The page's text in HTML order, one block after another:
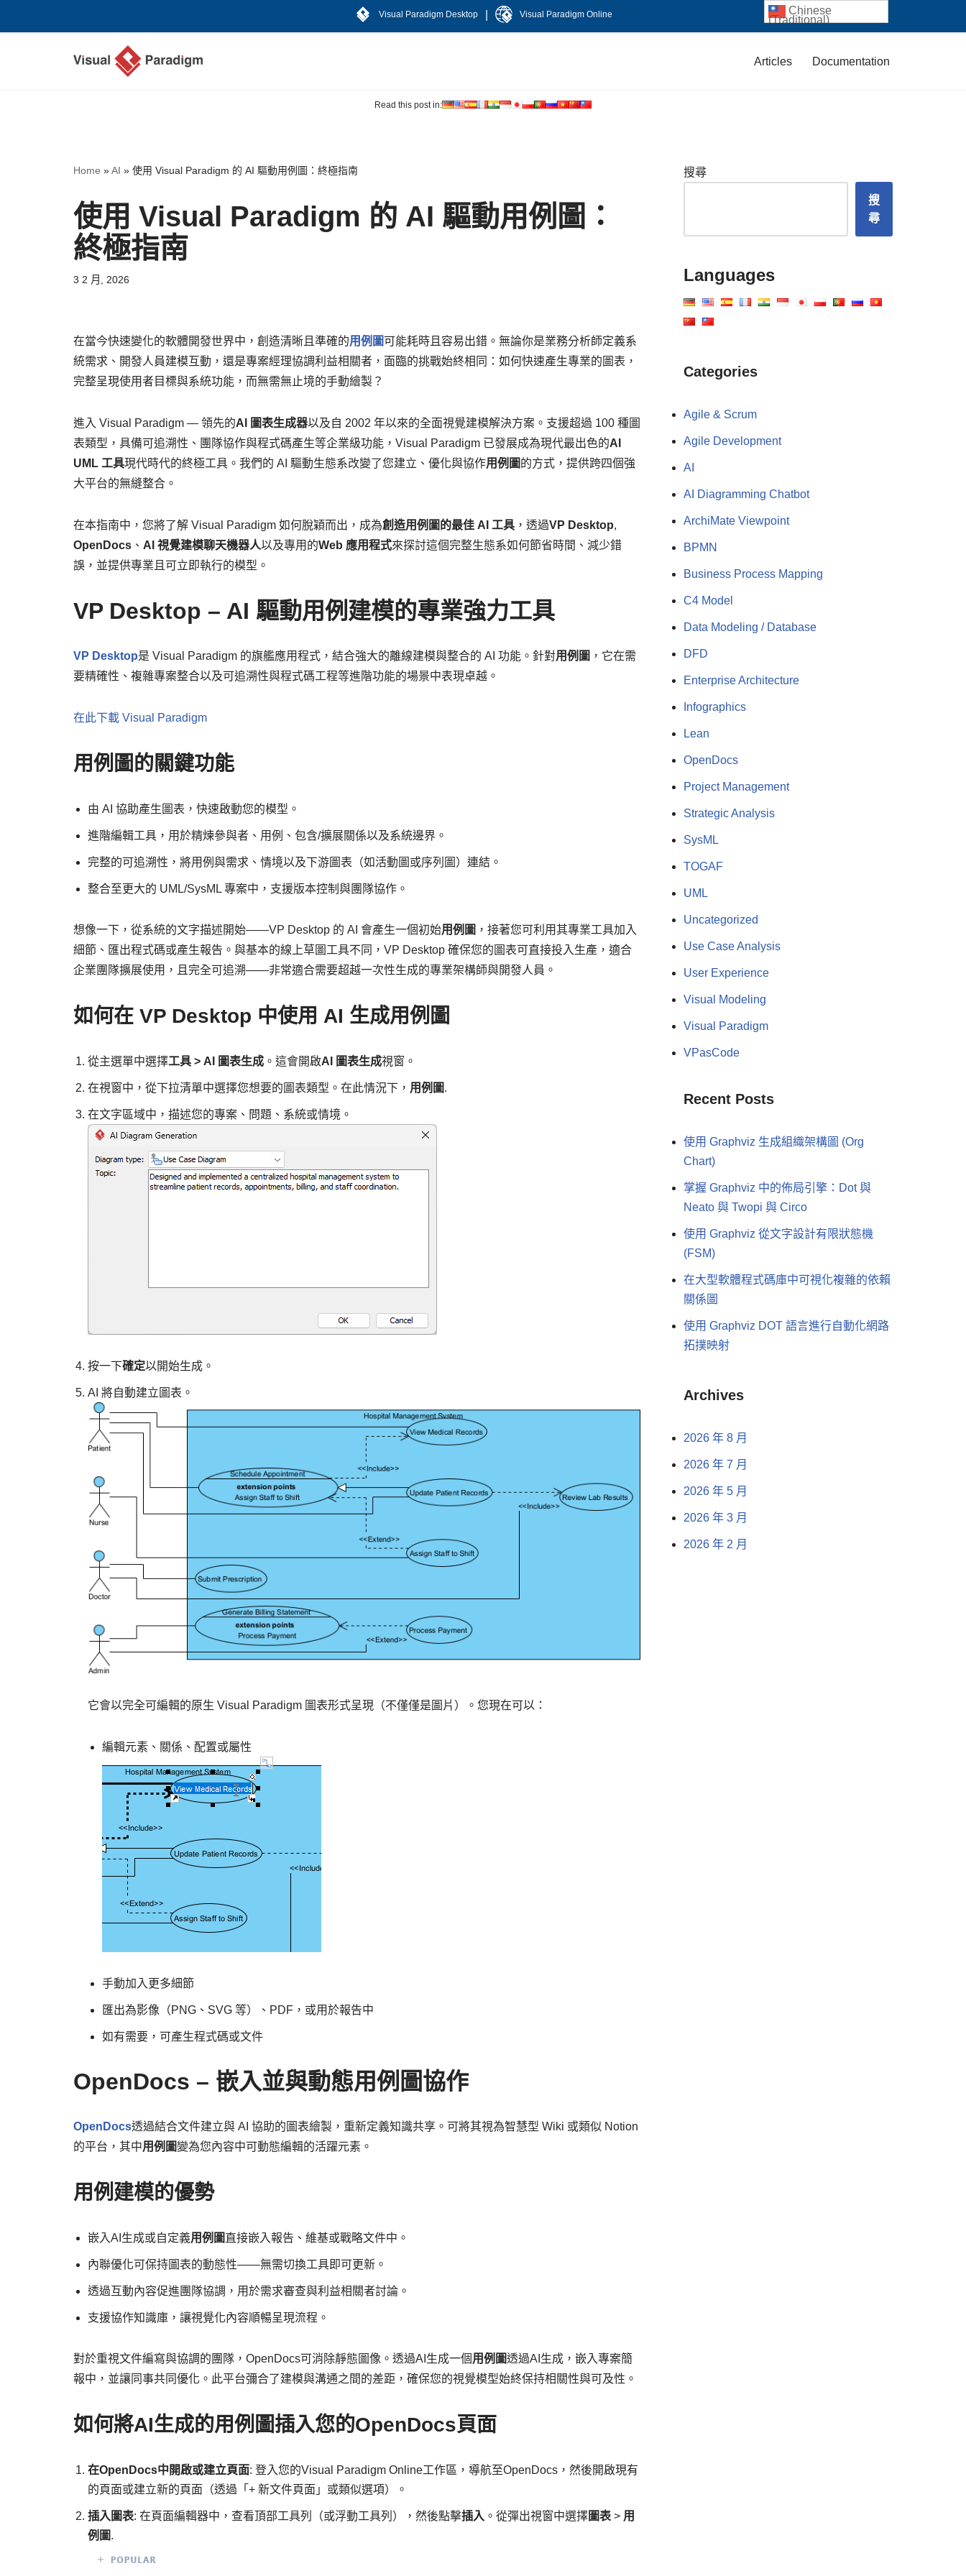
Visual Paradigm Desktop Visual Paradigm Online
Articles Documentation
Read this post in:
Home »AI » 使用 Visual Paradigm 的 AI 驅動用例圖：終極指南
使用 Visual Paradigm 的 AI 驅動用例圖：
終極指南
3 2 月, 2026
在當今快速變化的軟體開發世界中，創造清晰且準確的用例圖可能耗時且容易出錯。無論你是業務分析師定義系
統需求、開發人員建模互動，還是專案經理協調利益相關者，面臨的挑戰始終相同：如何快速產生專業的圖表，
完整呈現使用者目標與系統功能，而無需無止境的手動繪製？
進入 Visual Paradigm — 領先的AI 圖表生成器以及自 2002 年以來的全面視覺建模解決方案。支援超過 100 種圖
表類型，具備可追溯性、團隊協作與程式碼產生等企業級功能，Visual Paradigm 已發展成為現代最出色的AI
UML 工具現代時代的終極工具。我們的 AI 驅動生態系改變了您建立、優化與協作用例圖的方式，提供跨四個強
大平台的無縫整合。
在本指南中，您將了解 Visual Paradigm 如何脫穎而出，成為創造用例圖的最佳 AI 工具 ，透過VP Desktop,
OpenDocs 、 AI 視覺建模聊天機器人以及專用的Web 應用程式來探討這個完整生態系如何節省時間、減少錯
誤，並提供專業且可立即執行的模型。
VP Desktop – AI 驅動用例建模的專業強力工具
VP Desktop是 Visual Paradigm 的旗艦應用程式，結合強大的離線建模與整合的 AI 功能。針對用例圖 ，它在需
要精確性、複雜專案整合以及可追溯性與程式碼工程等進階功能的場景中表現卓越。
在此下載 Visual Paradigm
用例圖的關鍵功能
由 AI 協助產生圖表，快速啟動您的模型。
進階編輯工具，用於精煉參與者、用例、包含/擴展關係以及系統邊界。
完整的可追溯性，將用例與需求、情境以及下游圖表（如活動圖或序列圖）連結。
整合至更大的 UML/SysML 專案中，支援版本控制與團隊協作。
想像一下，從系統的文字描述開始——VP Desktop 的 AI 會產生一個初始用例圖 ，接著您可利用其專業工具加入
細節、匯出程式碼或產生報告。與基本的線上草圖工具不同，VP Desktop 確保您的圖表可直接投入生產，適合
企業團隊擴展使用，且完全可追溯——非常適合需要超越一次性生成的專業架構師與開發人員。
如何在 VP Desktop 中使用 AI 生成用例圖
從主選單中選擇工具 > AI 圖表生成 。這會開啟AI 圖表生成視窗。
在視窗中，從下拉清單中選擇您想要的圖表類型。在此情況下， 用例圖.
在文字區域中，描述您的專案、問題、系統或情境。
按一下確定以開始生成。
AI 將自動建立圖表。
它會以完全可編輯的原生 Visual Paradigm 圖表形式呈現（不僅僅是圖片）。您現在可以：
編輯元素、關係、配置或屬性
手動加入更多細節
匯出為影像（PNG、SVG 等）、PDF，或用於報告中
如有需要，可產生程式碼或文件
OpenDocs – 嵌入並與動態用例圖協作
OpenDocs透過結合文件建立與 AI 協助的圖表繪製，重新定義知識共享。可將其視為智慧型 Wiki 或類似 Notion
的平台，其中用例圖變為您內容中可動態編輯的活躍元素。
用例建模的優勢
嵌入AI生成或自定義用例圖直接嵌入報告、維基或戰略文件中。
內聯優化可保持圖表的動態性——無需切換工具即可更新。
透過互動內容促進團隊協調，用於需求審查與利益相關者討論。
支援協作知識庫，讓視覺化內容順暢呈現流程。
對於重視文件編寫與協調的團隊，OpenDocs可消除靜態圖像。透過AI生成一個用例圖透過AI生成，嵌入專案簡
報中，並讓同事共同優化。此平台彌合了建模與溝通之間的差距，確保您的視覺模型始終保持相關性與可及性。
如何將AI生成的用例圖插入您的OpenDocs頁面
在OpenDocs中開啟或建立頁面: 登入您的Visual Paradigm Online工作區，導航至OpenDocs，然後開啟現有
的頁面或建立新的頁面（透過「+ 新文件頁面」或類似選項）。
插入圖表: 在頁面編輯器中，查看頂部工具列（或浮動工具列），然後點擊插入 。從彈出視窗中選擇圖表 > 用
例圖.
搜尋
搜
尋
Languages
Categories
Agile & Scrum
Agile Development
AI
AI Diagramming Chatbot
ArchiMate Viewpoint
BPMN
Business Process Mapping
C4 Model
Data Modeling / Database
DFD
Enterprise Architecture
Infographics
Lean
OpenDocs
Project Management
Strategic Analysis
SysML
TOGAF
UML
Uncategorized
Use Case Analysis
User Experience
Visual Modeling
Visual Paradigm
VPasCode
Recent Posts
使用 Graphviz 生成組織架構圖 (Org
Chart)
掌握 Graphviz 中的佈局引擎：Dot 與
Neato 與 Twopi 與 Circo
使用 Graphviz 從文字設計有限狀態機
(FSM)
在大型軟體程式碼庫中可視化複雜的依賴
關係圖
使用 Graphviz DOT 語言進行自動化網路
拓撲映射
Archives
2026 年 8 月
2026 年 7 月
2026 年 5 月
2026 年 3 月
2026 年 2 月
Chinese
(Traditional)